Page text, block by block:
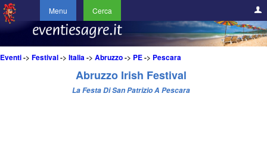
Menu Cerca
Eventi-> Festival-> Italia-> Abruzzo-> PE-> Pescara
Abruzzo Irish Festival
La Festa Di San Patrizio A Pescara